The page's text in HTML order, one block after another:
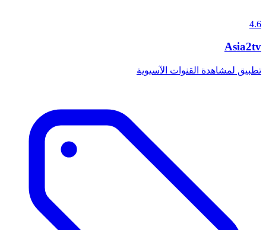
4.6
Asia2tv
تطبيق لمشاهدة القنوات الآسيوية